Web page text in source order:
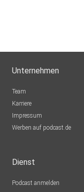
Unternehmen
Team
Karriere
Impressum
Werben auf podcast.de
Dienst
Podcast anmelden